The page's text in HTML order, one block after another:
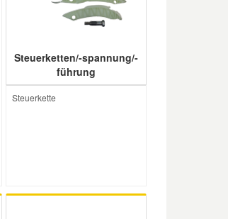
Steuerketten/-spannung/-
führung
Steuerkette